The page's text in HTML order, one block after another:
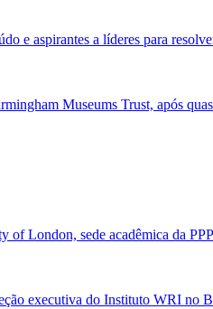
e aspirantes a líderes para
Museums Trust, após
of London, sede acadêmica da
executiva do Instituto WRI no